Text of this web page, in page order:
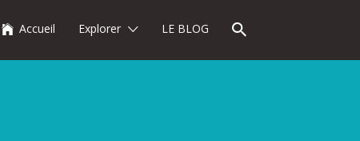
Accueil Explorer LE BLOG